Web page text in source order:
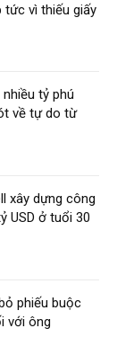
tức vì thiếu giấy
tỷ phú
về tự do từ
xây dựng công
USD ở tuổi 30
phiếu buộc
với ông